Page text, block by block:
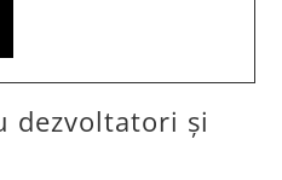
dezvoltatori și